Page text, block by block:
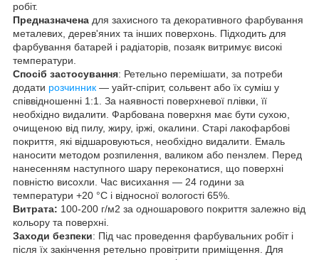
робіт.
Предназначена для захисного та декоративного фарбування
металевих, дерев'яних та інших поверхонь. Підходить для
фарбування батарей і радіаторів, позаяк витримує високі
температури.
Спосіб застосування: Ретельно перемішати, за потреби
додати розчинник — уайт-спірит, сольвент або їх суміш у
співвідношенні 1:1. За наявності поверхневої плівки, її
необхідно видалити. Фарбована поверхня має бути сухою,
очищеною від пилу, жиру, іржі, окалини. Старі лакофарбові
покриття, які відшаровуються, необхідно видалити. Емаль
наносити методом розпилення, валиком або пензлем. Перед
нанесенням наступного шару переконатися, що поверхні
повністю висохли. Час висихання — 24 години за
температури +20 °C і відносної вологості 65%.
Витрата: 100-200 г/м2 за одношарового покриття залежно від
кольору та поверхні.
Заходи безпеки: Під час проведення фарбувальних робіт і
після їх закінчення ретельно провітрити приміщення. Для